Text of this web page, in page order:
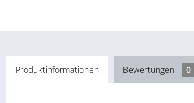
Produktinformationen Bewertungen 0